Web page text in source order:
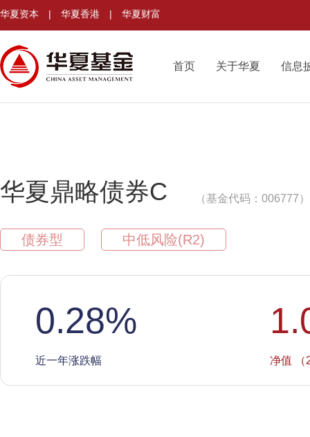
华夏资本 | 华夏香港 | 华夏财富
首页 关于华夏 信息
华夏鼎略债券C （基金代码：006777）
债券型 中低风险(R2)
0.28%
近一年涨跌幅 净值 （